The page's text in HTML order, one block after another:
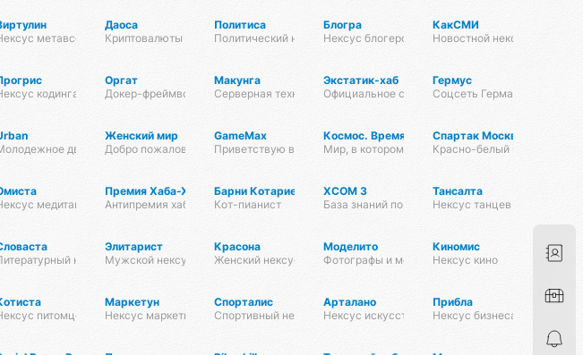
и плёнки
отмосферой и утончёными ароматами
метавселенных
Даоса
Криптовалюты и блокчейны
Политиса
Политический нексус
Блогра
Нексус блогеров
КакСМИ
Новостной нексус
кодинга
Оргат
Докер-фреймворк
Макунга
Серверная технология
Экстатик-хаб
Официальное сообщество Омисты
Гермус
Соцсеть Германии
и в срезе движение по улицам города
Женский мир
Добро пожаловать в мир красоты и гармонии :)
GameMax
Приветствую всех на просторах этого хаба;)
Космос. Время. Пространство.
Мир, в котором живет каждый из нас
Спартак Москва
Красно-белый контент.
медитации
Премия Хаба-Хаба
Антипремия хабов
Барни Котариен
Кот-пианист
XCOM 3
База знаний по XCOM 3
Тансалта
Нексус танцев
нексус
Элитарист
Мужской нексус
Красона
Женский нексус
Моделито
Фотографы и модели
Киномис
Нексус кино
питомцев
Маркетун
Нексус маркетинга
Спорталис
Спортивный нексус
Арталано
Нексус искусств
Прибла
Нексус бизнеса